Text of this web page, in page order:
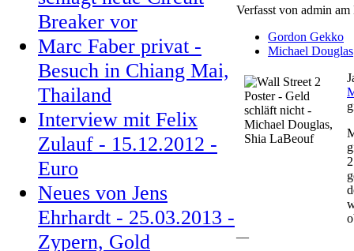
Breaker vor
Marc Faber privat -
Besuch in Chiang Mai,
Thailand
Interview mit Felix
Zulauf - 15.12.2012 -
Euro
Neues von Jens
Ehrhardt - 25.03.2013 -
Zypern, Gold
Verfasst von admin
Gordon Gekko
Michael Douglas